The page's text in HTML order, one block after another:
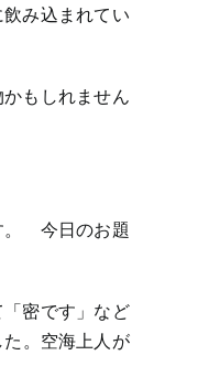
み込まれてい
もしれません
。 今日のお題
密です」など
。空海上人が